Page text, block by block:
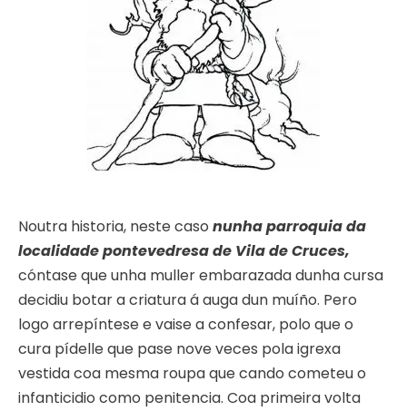
Noutra historia, neste caso nunha parroquia da
localidade pontevedresa de Vila de Cruces,
cóntase que unha muller embarazada dunha cursa
decidiu botar a criatura á auga dun muíño. Pero
logo arrepíntese e vaise a confesar, polo que o
cura pídelle que pase nove veces pola igrexa
vestida coa mesma roupa que cando cometeu o
infanticidio como penitencia. Coa primeira volta